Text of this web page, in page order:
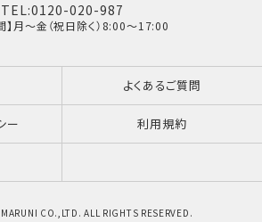
TEL:0120-020-987
】月～金（祝日除く）8:00～17:00
よくあるご質問
ー 利用規約
CO.,LTD. ALL RIGHTS RESERVED.